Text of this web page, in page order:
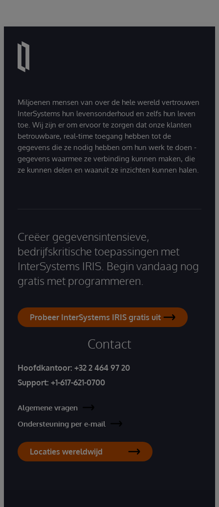
Miljoenen mensen van over de hele wereld vertrouwen
InterSystems hun levensonderhoud en zelfs hun leven
toe. Wij zijn er om ervoor te zorgen dat onze klanten
betrouwbare, real-time toegang hebben tot de
gegevens die ze nodig hebben om hun werk te doen -
gegevens waarmee ze verbinding kunnen maken, die
ze kunnen delen en waaruit ze inzichten kunnen halen.
Creëer gegevensintensieve,
bedrijfskritische toepassingen met
InterSystems IRIS. Begin vandaag nog
gratis met programmeren.
Probeer InterSystems IRIS gratis uit
Contact
Hoofdkantoor: +32 2 464 97 20
Support: +1-617-621-0700
Algemene vragen
Ondersteuning per e-mail
Locaties wereldwijd